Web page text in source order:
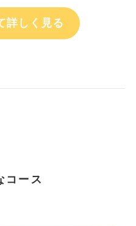
詳しく見る
コース